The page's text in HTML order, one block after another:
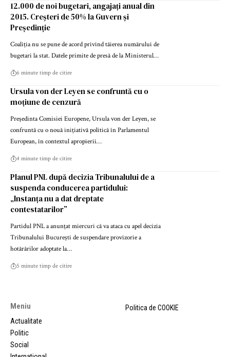
12.000 de noi bugetari, angajați anual din
2015. Creșteri de 50% la Guvern și
Președinție
Coaliția nu se pune de acord privind tăierea numărului de
bugetari la stat. Datele primite de presă de la Ministerul…
6 minute timp de citire
Ursula von der Leyen se confruntă cu o
moțiune de cenzură
Președinta Comisiei Europene, Ursula von der Leyen, se
confruntă cu o nouă inițiativă politică în Parlamentul
European, în contextul apropierii…
4 minute timp de citire
Planul PNL după decizia Tribunalului de a
suspenda conducerea partidului:
„Instanța nu a dat dreptate
contestatarilor”
Partidul PNL a anunțat miercuri că va ataca cu apel decizia
Tribunalului București de suspendare provizorie a
hotărârilor adoptate la…
5 minute timp de citire
Meniu
Actualitate
Politic
Social
Politica de COOKIE